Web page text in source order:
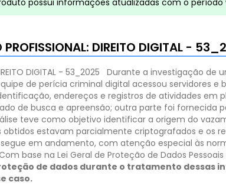
possui informações atualizadas com o período
PROFISSIONAL: DIREITO DIGITAL -
DIGITAL - 53_2025
Durante a investigação de
de perícia criminal digital acessou servidores
endereços e registros de atividades em
de busca e apreensão; outra parte foi fornecida
teve como objetivo identificar a origem do
estavam parcialmente criptografados e os
em andamento, com atenção especial às
base na Lei Geral de Proteção de Dados Pessoais
de dados durante o tratamento dessas
caso.